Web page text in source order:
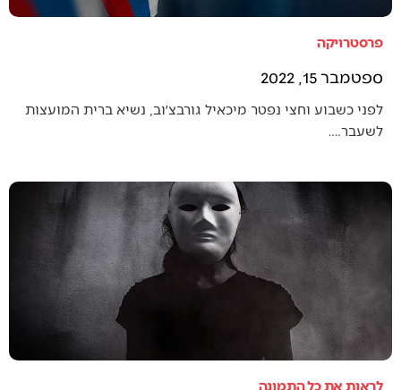
פרסטרויקה
ספטמבר 15, 2022
לפני כשבוע וחצי נפטר מיכאיל גורבצ׳וב, נשיא ברית המועצות
לשעבר.…
לראות את כל התמונה